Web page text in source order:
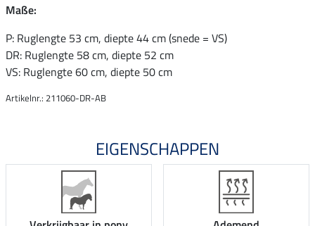
Maße:
P: Ruglengte 53 cm, diepte 44 cm (snede = VS)
DR: Ruglengte 58 cm, diepte 52 cm
VS: Ruglengte 60 cm, diepte 50 cm
Artikelnr.: 211060-DR-AB
EIGENSCHAPPEN